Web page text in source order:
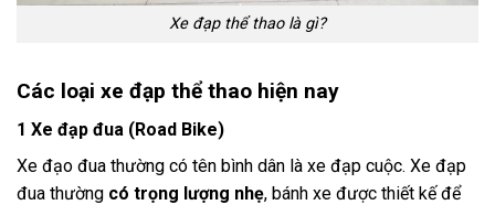
Xe đạp thể thao là gì?
Các loại xe đạp thể thao hiện nay
1 Xe đạp đua (Road Bike)
Xe đạo đua thường có tên bình dân là xe đạp cuộc. Xe đạp
đua thường có trọng lượng nhẹ, bánh xe được thiết kế để